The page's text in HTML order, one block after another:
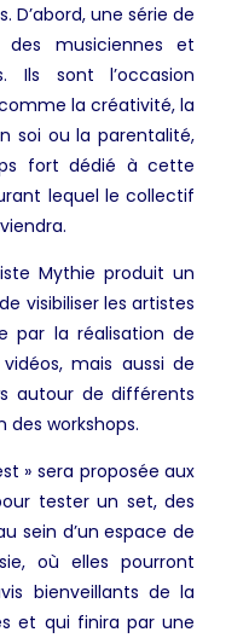
D’abord, une série de
musiciennes et
Ils sont l’occasion
la créativité, la
soi ou la parentalité,
fort dédié à cette
lequel le collectif
Mythie produit un
visibiliser les artistes
par la réalisation de
mais aussi de
autour de différents
des workshops.
» sera proposée aux
tester un set, des
sein d’un espace de
où elles pourront
bienveillants de la
et qui finira par une